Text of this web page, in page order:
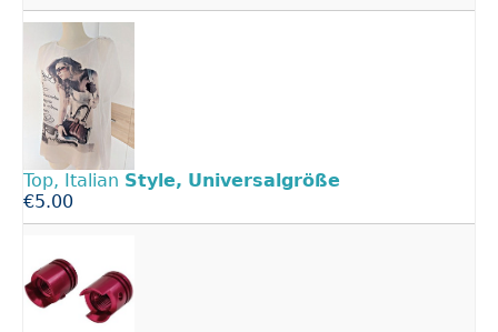
Top, Italian Style, Universalgröße
€5.00